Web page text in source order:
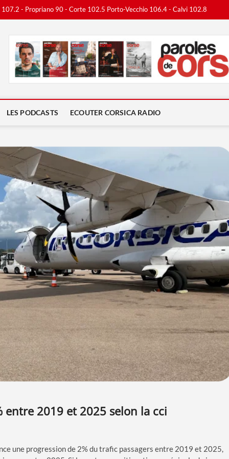
107.2 - Propriano 90 - Corte 102.5 Porto-Vecchio 106.4 - Calvi 102.8
Radio
LES PODCASTS ECOUTER CORSICA RADIO
entre 2019 et 2025 selon la cci
une progression de 2% du trafic passagers entre 2019 et 2025,